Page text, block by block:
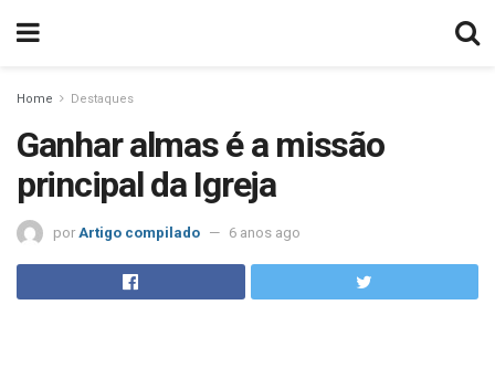
Home Destaques
Ganhar almas é a missão
principal da Igreja
por Artigo compilado 6 anos ago